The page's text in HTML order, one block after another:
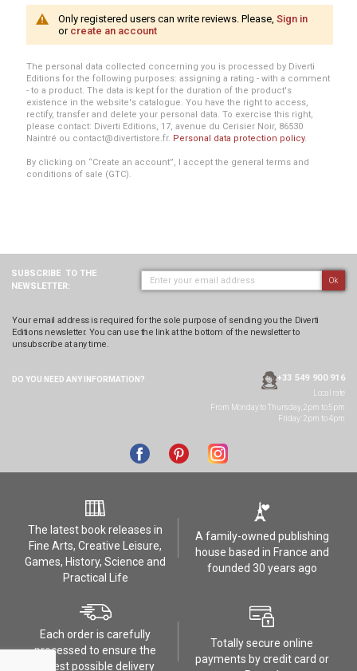
Only registered users can write reviews. Please, Sign in
or create an account
The personal data collected concerning you is processed by Diverti
Editions for the following purposes: assigning a rating - with a comment
- to a product. The data is kept for the duration of the product's
existence in the website's catalogue. You have the right to access,
rectify, transfer and delete your personal data. To exercise this right,
please contact: Diverti Editions, 17, avenue du Cerisier Noir, 86530
Naintré ou contact@divertistore.fr. Personal data protection policy.
By clicking on “Create an account”, I accept the general terms and
conditions of sale (GTC).
SUBSCRIBE TO THE
NEWSLETTER:
Ok
Your email address is required for the sole purpose of sending you the Diverti
Editions newsletter. You can use the link at the bottom of the newsletter to
unsubscribe at any time.
DO YOU NEED ANY INFORMATION? +33 549 900 916
Local rate
From Monday to Thursday, 2pm to 5pm
Friday: 2pm to 4pm
The latest book releases in
Fine Arts, Creative Leisure,
Games, History, Science and
Practical Life
A family-owned publishing
house based in France and
founded 30 years ago
Each order is carefully
processed to ensure the
safest possible delivery
Totally secure online
payments by credit card or